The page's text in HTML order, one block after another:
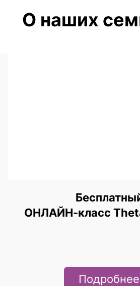
О наших
ОНЛАЙН-класс
Подробнее